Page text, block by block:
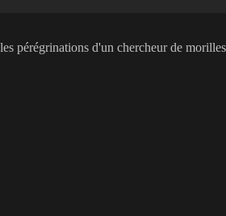
pérégrinations d'un chercheur de